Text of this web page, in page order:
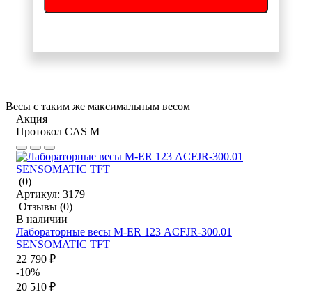
Весы с таким же максимальным весом
Акция
Протокол CAS M
(0)
Артикул: 3179
Отзывы (0)
В наличии
Лабораторные весы M-ER 123 АCFJR-300.01
SENSOMATIC TFT
22 790 ₽
-10%
20 510 ₽